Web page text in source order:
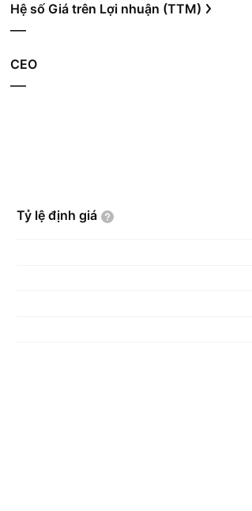
Hệ số Giá trên Lợi nhuận (TTM)
—
CEO
—
Tỷ lệ định giá